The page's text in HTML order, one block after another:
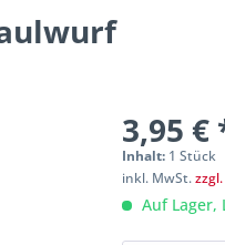
3,95 €
Inhalt: 1 Stück
inkl. MwSt.
Auf Lager,